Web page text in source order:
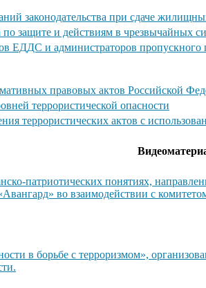
законодательства при сдаче
защите и действиям в чрезвычайных
ЕДДС и администраторов
правовых актов Российской
террористической опасности
террористических актов с
патриотических понятиях,
во взаимодействии с
в борьбе с терроризмом»,